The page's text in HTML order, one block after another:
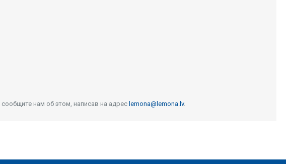
нам об этом, написав на адрес lemona@lemona.lv.